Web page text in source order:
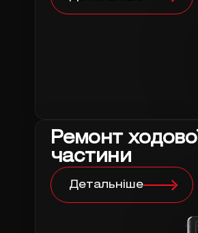
Ремонт ходової
частини
Детальніше